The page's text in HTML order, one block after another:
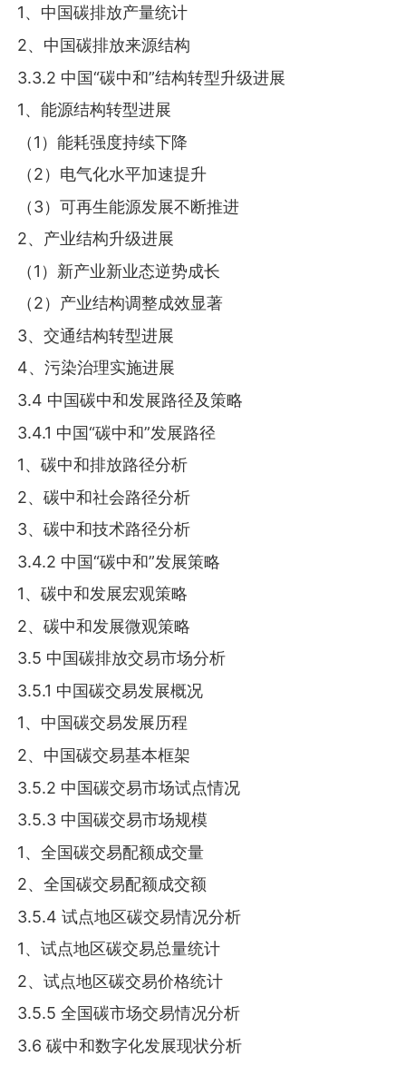
1、中国碳排放产量统计
2、中国碳排放来源结构
3.3.2 中国“碳中和”结构转型升级进展
1、能源结构转型进展
（1）能耗强度持续下降
（2）电气化水平加速提升
（3）可再生能源发展不断推进
2、产业结构升级进展
（1）新产业新业态逆势成长
（2）产业结构调整成效显著
3、交通结构转型进展
4、污染治理实施进展
3.4 中国碳中和发展路径及策略
3.4.1 中国“碳中和”发展路径
1、碳中和排放路径分析
2、碳中和社会路径分析
3、碳中和技术路径分析
3.4.2 中国“碳中和”发展策略
1、碳中和发展宏观策略
2、碳中和发展微观策略
3.5 中国碳排放交易市场分析
3.5.1 中国碳交易发展概况
1、中国碳交易发展历程
2、中国碳交易基本框架
3.5.2 中国碳交易市场试点情况
3.5.3 中国碳交易市场规模
1、全国碳交易配额成交量
2、全国碳交易配额成交额
3.5.4 试点地区碳交易情况分析
1、试点地区碳交易总量统计
2、试点地区碳交易价格统计
3.5.5 全国碳市场交易情况分析
3.6 碳中和数字化发展现状分析